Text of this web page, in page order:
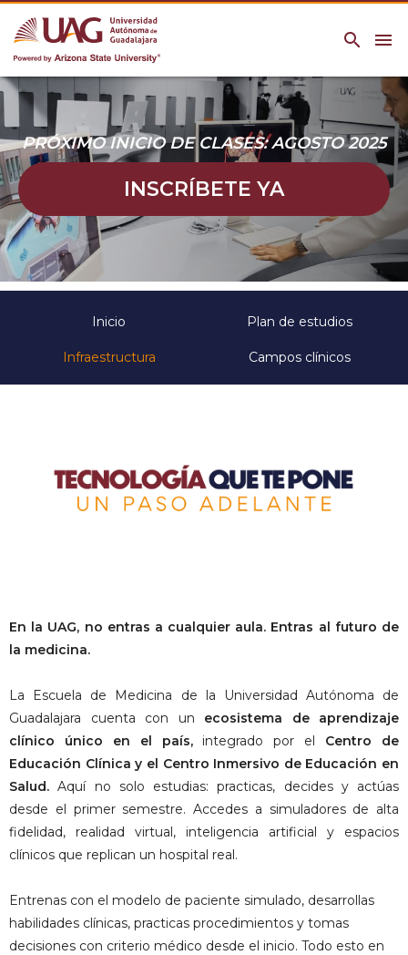
menu
search
PRÓXIMO INICIO DE CLASES: AGOSTO 2025
INSCRÍBETE YA
Inicio Plan de estudios
Infraestructura Campos clínicos
En la UAG, no entras a cualquier aula. Entras al futuro de
la medicina.
La Escuela de Medicina de la Universidad Autónoma de
Guadalajara cuenta con un ecosistema de aprendizaje
clínico único en el país,integrado por el Centro de
Educación Clínica y el Centro Inmersivo de Educación en
Salud. Aquí no solo estudias: practicas, decides y actúas
desde el primer semestre. Accedes a simuladores de alta
fidelidad, realidad virtual, inteligencia artificial y espacios
clínicos que replican un hospital real.
Entrenas con el modelo de paciente simulado, desarrollas
habilidades clínicas, practicas procedimientos y tomas
decisiones con criterio médico desde el inicio. Todo esto en